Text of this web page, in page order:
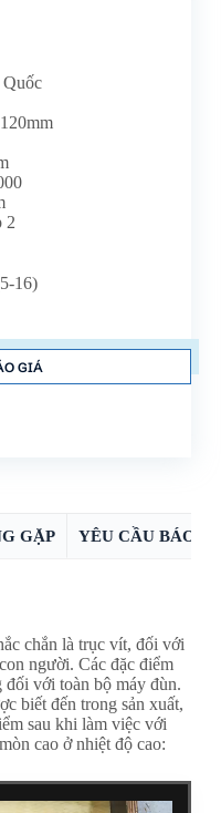
2
16)
GIÁ
GẶP YÊU CẦU BÁO
chắn là trục vít, đối với
người. Các đặc điểm
với toàn bộ máy đùn.
biết đến trong sản xuất,
sau khi làm việc với
cao ở nhiệt độ cao: